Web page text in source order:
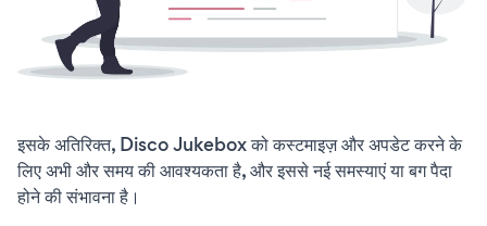
इसके अतिरिक्त, Disco Jukebox को कस्टमाइज़ और अपडेट करने के
लिए अभी और समय की आवश्यकता है, और इससे नई समस्याएं या बग पैदा
होने की संभावना है।